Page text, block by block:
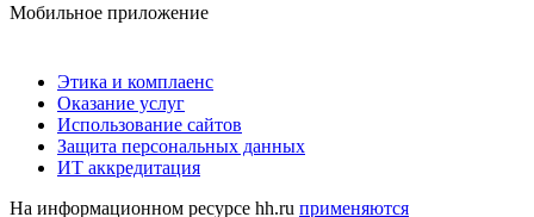
Мобильное приложение
Этика и комплаенс
Оказание услуг
Использование сайтов
Защита персональных данных
ИТ аккредитация
На информационном ресурсе hh.ru применяются